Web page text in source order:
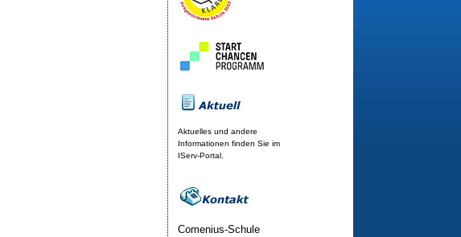
Aktuelles und andere
Informationen finden Sie im
IServ-Portal.
Comenius-Schule